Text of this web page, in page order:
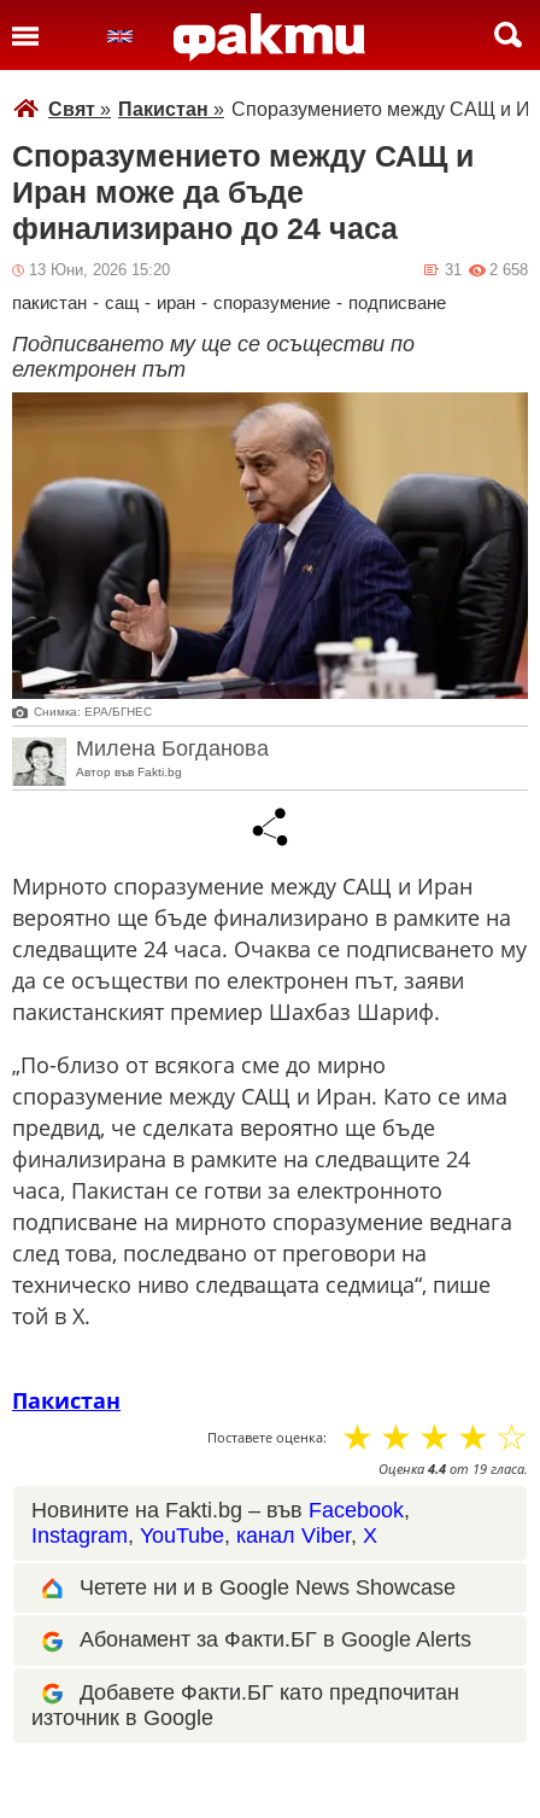
Свят » Пакистан » Споразумението между САЩ и
Споразумението между САЩ и
Иран може да бъде
финализирано до 24 часа
13 Юни, 2026 15:20 2 658
31
пакистан - сащ - иран - споразумение - подписване
Подписването му ще се осъществи по
електронен път
Снимка: ЕРА/БГНЕС
Милена Богданова
Автор във Fakti.bg
Мирното споразумение между САЩ и Иран
вероятно ще бъде финализирано в рамките на
следващите 24 часа. Очаква се подписването му
да се осъществи по електронен път, заяви
пакистанският премиер Шахбаз Шариф.
„По-близо от всякога сме до мирно
споразумение между САЩ и Иран. Като се има
предвид, че сделката вероятно ще бъде
финализирана в рамките на следващите 24
часа, Пакистан се готви за електронното
подписване на мирното споразумение веднага
след това, последвано от преговори на
техническо ниво следващата седмица“, пише
той в X.
Пакистан
Поставете оценка: ☆
☆
☆
☆
☆
Оценка 4.4 от 19 гласа.
Новините на Fakti.bg – във Facebook,
Instagram, YouTube, канал Viber, X
Четете ни и в Google News Showcase
Абонамент за Факти.БГ в Google Alerts
Добавете Факти.БГ като предпочитан
източник в Google